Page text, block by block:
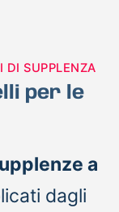
DI SUPPLENZA
per le
a
dagli